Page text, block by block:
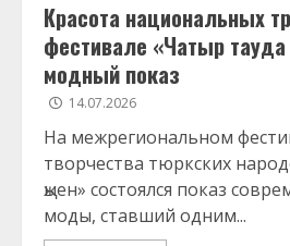
Красота национальных
фестивале «Чатыр
модный показ
14.07.2026
На межрегиональном
творчества тюркских
җыен» состоялся показ
моды, ставший одним...